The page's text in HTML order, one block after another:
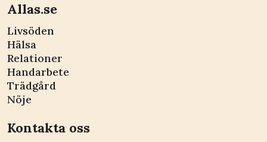
Allas.se
Livsöden
Hälsa
Relationer
Handarbete
Trädgård
Nöje
Kontakta oss